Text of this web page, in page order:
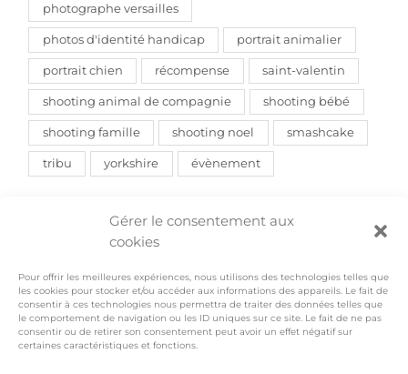
Gérer le consentement aux
cookies
Pour offrir les meilleures expériences, nous utilisons des technologies telles que
les cookies pour stocker et/ou accéder aux informations des appareils. Le fait de
consentir à ces technologies nous permettra de traiter des données telles que
le comportement de navigation ou les ID uniques sur ce site. Le fait de ne pas
consentir ou de retirer son consentement peut avoir un effet négatif sur
certaines caractéristiques et fonctions.
photographe versailles
photos d'identité handicap portrait animalier
portrait chien récompense saint-valentin
shooting animal de compagnie shooting bébé
shooting famille shooting noel smashcake
tribu yorkshire évènement
Actualités sur Instagram